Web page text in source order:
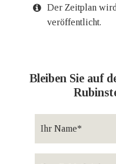
Der Zeitplan
veröffentlicht.
Bleiben Sie auf